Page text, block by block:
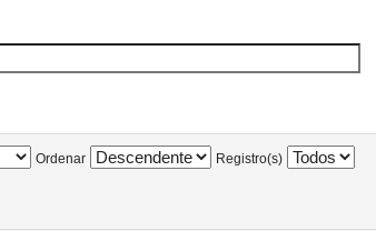
Ordenar Registro(s)